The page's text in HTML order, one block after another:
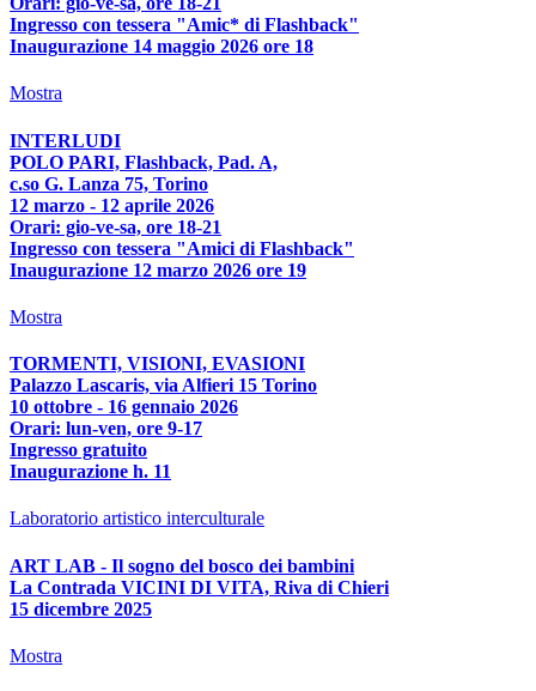
Ingresso con tessera "Amic* di Flashback"
Inaugurazione 14 maggio 2026 ore 18
Mostra
INTERLUDI
POLO PARI, Flashback, Pad. A,
c.so G. Lanza 75, Torino
12 marzo - 12 aprile 2026
Orari: gio-ve-sa, ore 18-21
Ingresso con tessera "Amici di Flashback"
Inaugurazione 12 marzo 2026 ore 19
Mostra
TORMENTI, VISIONI, EVASIONI
Palazzo Lascaris, via Alfieri 15 Torino
10 ottobre - 16 gennaio 2026
Orari: lun-ven, ore 9-17
Ingresso gratuito
Inaugurazione h. 11
Laboratorio artistico interculturale
ART LAB - Il sogno del bosco dei bambini
La Contrada VICINI DI VITA, Riva di Chieri
15 dicembre 2025
Mostra